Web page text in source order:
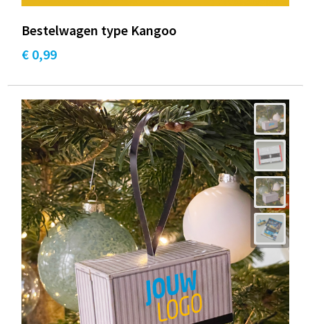
Bestelwagen type Kangoo
€ 0,99